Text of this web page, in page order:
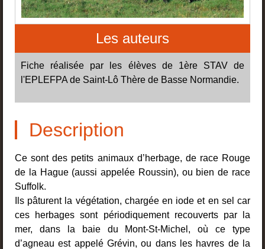
Les auteurs
Fiche réalisée par les élèves de 1ère STAV de
l'EPLEFPA de Saint-Lô Thère de Basse Normandie.
Description
Ce sont des petits animaux d’herbage, de race Rouge
de la Hague (aussi appelée Roussin), ou bien de race
Suffolk.
Ils pâturent la végétation, chargée en iode et en sel car
ces herbages sont périodiquement recouverts par la
mer, dans la baie du Mont-St-Michel, où ce type
d’agneau est appelé Grévin, ou dans les havres de la